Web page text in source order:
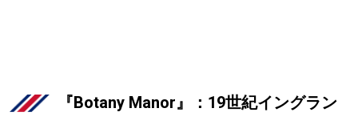
『Botany Manor』：19世紀イングラン